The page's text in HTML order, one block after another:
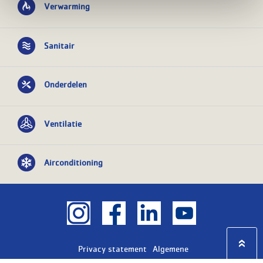
Verwarming
Sanitair
Onderdelen
Ventilatie
Airconditioning
Privacy statement
Algemene